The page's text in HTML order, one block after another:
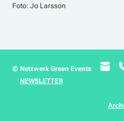
Foto: Jo Larsson
© Netzwerk Green Events
NEWSLETTER